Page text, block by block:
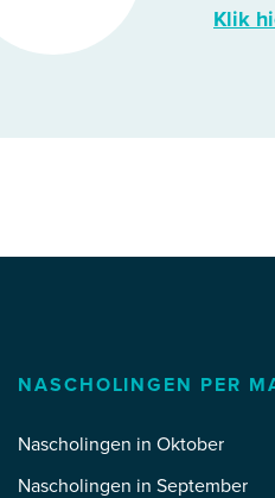
Klik
NASCHOLINGEN PER
Nascholingen in Oktober
Nascholingen in September